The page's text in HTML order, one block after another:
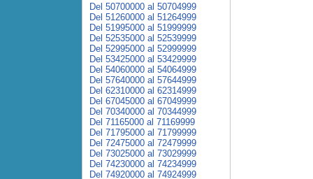
Del 50700000 al 50704999
Del 51260000 al 51264999
Del 51995000 al 51999999
Del 52535000 al 52539999
Del 52995000 al 52999999
Del 53425000 al 53429999
Del 54060000 al 54064999
Del 57640000 al 57644999
Del 62310000 al 62314999
Del 67045000 al 67049999
Del 70340000 al 70344999
Del 71165000 al 71169999
Del 71795000 al 71799999
Del 72475000 al 72479999
Del 73025000 al 73029999
Del 74230000 al 74234999
Del 74920000 al 74924999